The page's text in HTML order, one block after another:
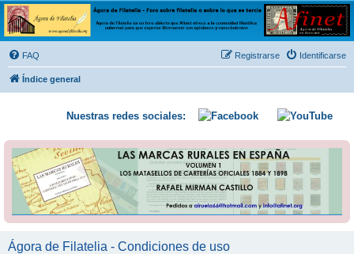
Ágora de Filatelia
Foro sobre filatelia o sobre lo que se tercie. Ágora de Filatelia es un foro abierto que Afinet
ofrece a la comunidad filatélica universal para que exprese libremente sus opiniones y
conocimientos
FAQ Identificarse
Registrarse
Índice general
Nuestras redes sociales:
Ágora de Filatelia - Condiciones de uso